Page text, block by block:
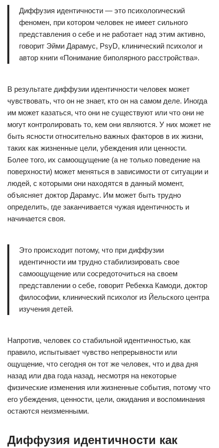
Диффузия идентичности — это психологический
феномен, при котором человек не имеет сильного
представления о себе и не работает над этим активно,
говорит Эйми Дарамус, PsyD, клинический психолог и
автор книги «Понимание биполярного расстройства».
В результате диффузии идентичности человек может
чувствовать, что он не знает, кто он на самом деле. Иногда
им может казаться, что они не существуют или что они не
могут контролировать то, кем они являются. У них может не
быть ясности относительно важных факторов в их жизни,
таких как жизненные цели, убеждения или ценности.
Более того, их самоощущение (а не только поведение на
поверхности) может меняться в зависимости от ситуации и
людей, с которыми они находятся в данный момент,
объясняет доктор Дарамус. Им может быть трудно
определить, где заканчивается чужая идентичность и
начинается своя.
Это происходит потому, что при диффузии
идентичности им трудно стабилизировать свое
самоощущение или сосредоточиться на своем
представлении о себе, говорит Ребекка Камоди, доктор
философии, клинический психолог из Йельского центра
изучения детей.
Напротив, человек со стабильной идентичностью, как
правило, испытывает чувство непрерывности или
ощущение, что сегодня он тот же человек, что и два дня
назад или два года назад, несмотря на некоторые
физические изменения или жизненные события, потому что
его убеждения, ценности, цели, ожидания и воспоминания
остаются неизменными.
Диффузия идентичности как